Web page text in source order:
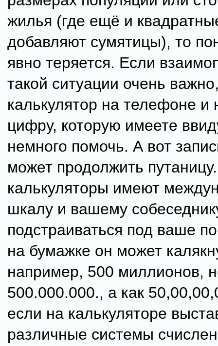
жилья (где ещё и
добавляют сумятицы), то
явно теряется. Если
такой ситуации очень
калькулятор на телефоне и
цифру, которую имеете
немного помочь. А вот
может продолжить
калькуляторы имеют
шкалу и вашему
подстраиваться под ваше
на бумажке он может
например, 500 миллионов,
500.000.000., а как
если на калькуляторе
различные системы